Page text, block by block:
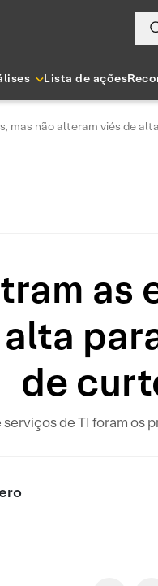
Lista de ações
mas não alteram viés de
as
de
de TI foram